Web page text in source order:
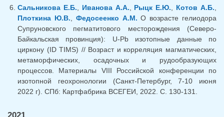
Сальникова Е.Б. Иванова А.А. Рыцк Е.Ю. Котов А.Б.
Плоткина Ю.В.
Федосеенко А.М. О возрасте гелиодора
Супруновского пегматитового месторождения (Северо-
Байкальская провинция): U-Pb изотопные данные по
циркону (ID TIMS) // Возраст и корреляция магматических,
метаморфических, осадочных и рудообразующих
процессов. Материалы VIII Российской конференции по
изотопной геохронологии (Санкт-Петербург, 7-10 июня
2022 г). СПб: Картфабрика ВСЕГЕИ, 2022. С. 130-131.